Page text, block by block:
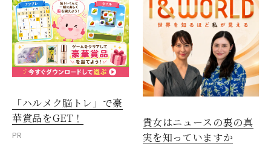
「ハルメク脳トレ」で豪
華賞品をGET！
PR
貴女はニュースの裏の真
実を知っていますか